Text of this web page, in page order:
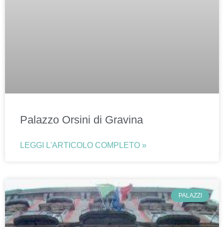
Palazzo Orsini di Gravina
LEGGI L'ARTICOLO COMPLETO »
PALAZZI